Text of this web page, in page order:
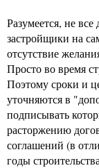
Разумеется, не
застройщики на
отсутствие
Просто во время
Поэтому сроки и
уточняются в
подписывать
расторжению
соглашений (в
годы